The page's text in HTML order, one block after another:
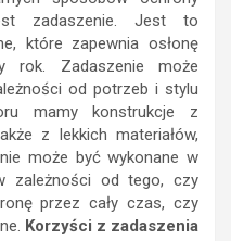
zadaszenie. Jest to
które zapewnia osłonę
rok. Zadaszenie może
od potrzeb i stylu
mamy konstrukcje z
z lekkich materiałów,
może być wykonane w
zależności od tego, czy
przez cały czas, czy
Korzyści z zadaszenia